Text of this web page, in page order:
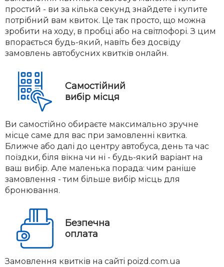
простий - ви за кілька секунд знайдете і купите
потрібний вам квиток. Це так просто, що можна
зробити на ходу, в пробці або на світлофорі. З цим
впорається будь-який, навіть без досвіду
замовлень автобусних квитків онлайн.
Самостійний
вибір місця
Ви самостійно обираєте максимально зручне
місце саме для вас при замовленні квитка.
Ближче або далі до центру автобуса, день та час
поїздки, біля вікна чи ні - будь-який варіант на
ваш вибір. Але маленька порада: чим раніше
замовлення - тим більше вибір місць для
бронювання.
Безпечна
оплата
Замовлення квитків на сайті poizd.com.ua